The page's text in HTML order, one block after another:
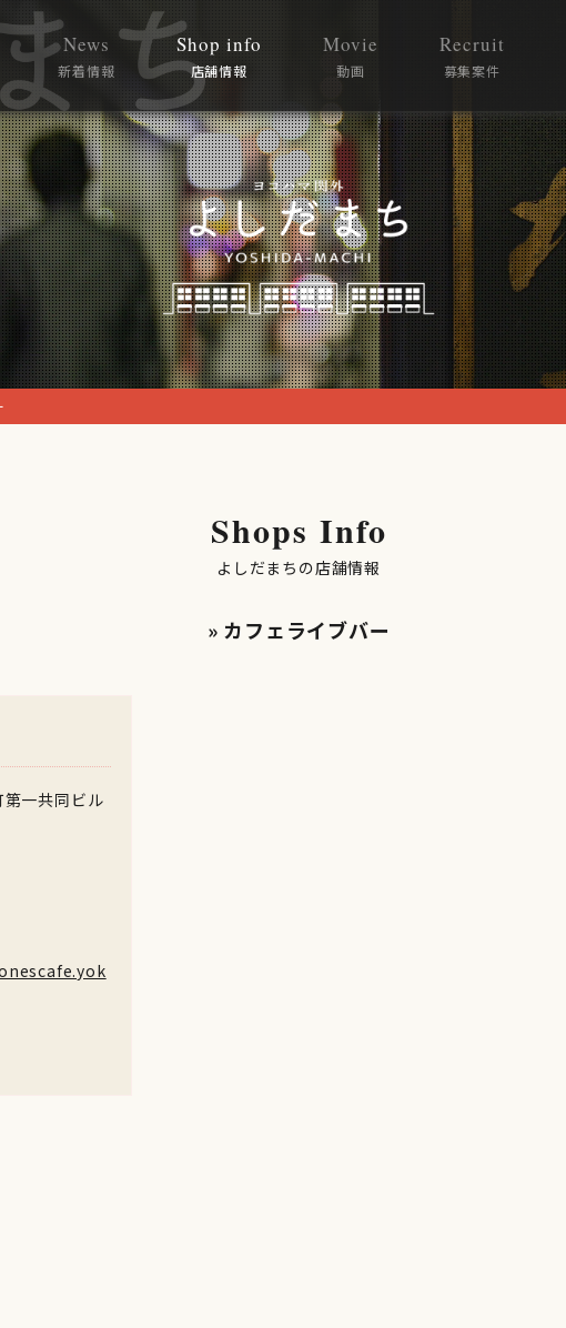
News
新着情報
Shop info
店舗情報
Movie
動画
Recruit
募集案件
Shops Info
よしだまちの店舗情報
» カフェライブバー
一共同ビル